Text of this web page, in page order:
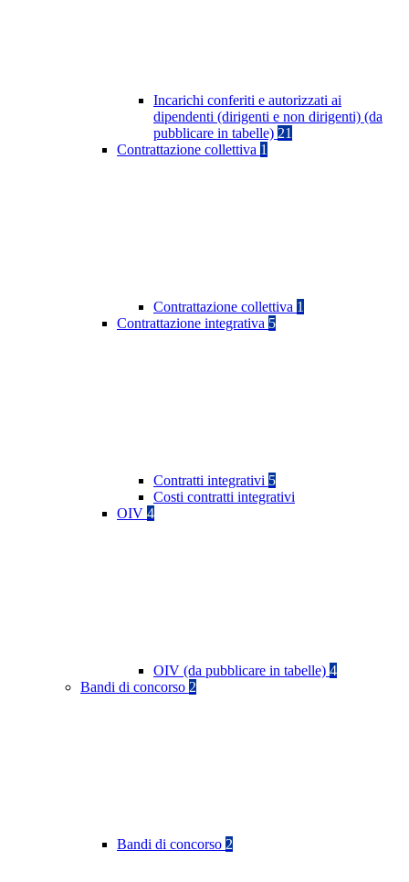
Incarichi conferiti e autorizzati ai
dipendenti (dirigenti e non dirigenti) (da
pubblicare in tabelle) 21
Contrattazione collettiva 1
Contrattazione collettiva 1
Contrattazione integrativa 5
Contratti integrativi 5
Costi contratti integrativi
OIV 4
OIV (da pubblicare in tabelle) 4
Bandi di concorso 2
Bandi di concorso 2